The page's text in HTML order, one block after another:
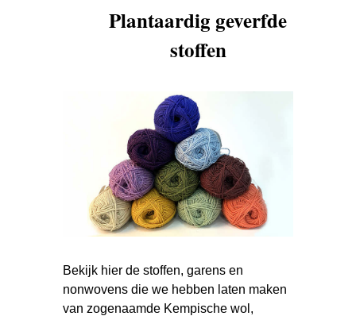
Plantaardig geverfde
stoffen
Bekijk hier de stoffen, garens en
nonwovens die we hebben laten maken
van zogenaamde Kempische wol,